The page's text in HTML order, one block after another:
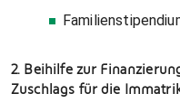
2. Beihilfe zur
Zuschlags für die